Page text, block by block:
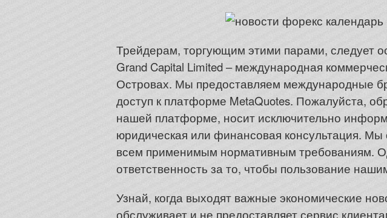
Трейдерам, торгующим этими парами, следует
Grand Capital Limited – международная
Островах. Мы предоставляем международные
доступ к платформе MetaQuotes. Пожалуйста,
нашей платформе, носит исключительно
юридическая или финансовая консультация.
всем применимым нормативным требованиям.
ответственность за то, чтобы пользование
Узнай, когда выходят важные экономические
обслуживает и не предоставляет сервис